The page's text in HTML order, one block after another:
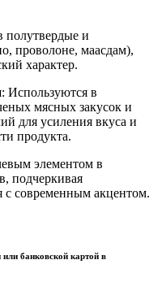
полутвердые и
проволоне, маасдам),
характер.
: Используются в
мясных закусок и
для усиления вкуса и
продукта.
элементом в
подчеркивая
с современным акцентом.
банковской картой в